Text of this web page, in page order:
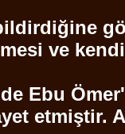
ve
Ebu
etmiştir.